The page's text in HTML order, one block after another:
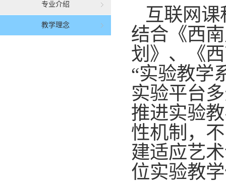
专业介绍
教学理念
互联网
结合《西
划》、《
“实验教学
实验平台
推进实验
性机制，
建适应艺
位实验教